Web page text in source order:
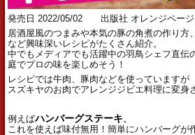
発売日 2022/05/02 出版社 オレンジページ
居酒屋風のつまみや本気の豚の角煮の作り方
など興味深いレシピがたくさん紹介。
中でもメディアでも活躍中の羽鳥シェフ直伝
庭でプロの味を楽しめそう！
レシピでは牛肉、豚肉などを使っていますが
スズキヤのお肉でアレンジジビエ料理に変身
例えばハンバーグステーキ 。
これを使えば味付無用！簡単にハンバーグが